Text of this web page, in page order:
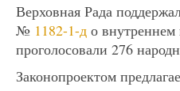
Верховная Рада
№ 1182-1-д о внутреннем
проголосовали 276
Законопроектом